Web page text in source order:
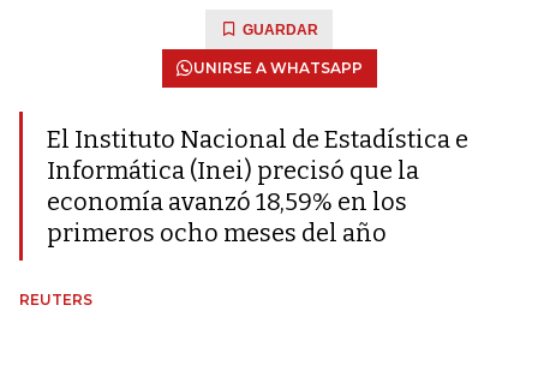
GUARDAR
UNIRSE A WHATSAPP
El Instituto Nacional de Estadística e
Informática (Inei) precisó que la
economía avanzó 18,59% en los
primeros ocho meses del año
REUTERS